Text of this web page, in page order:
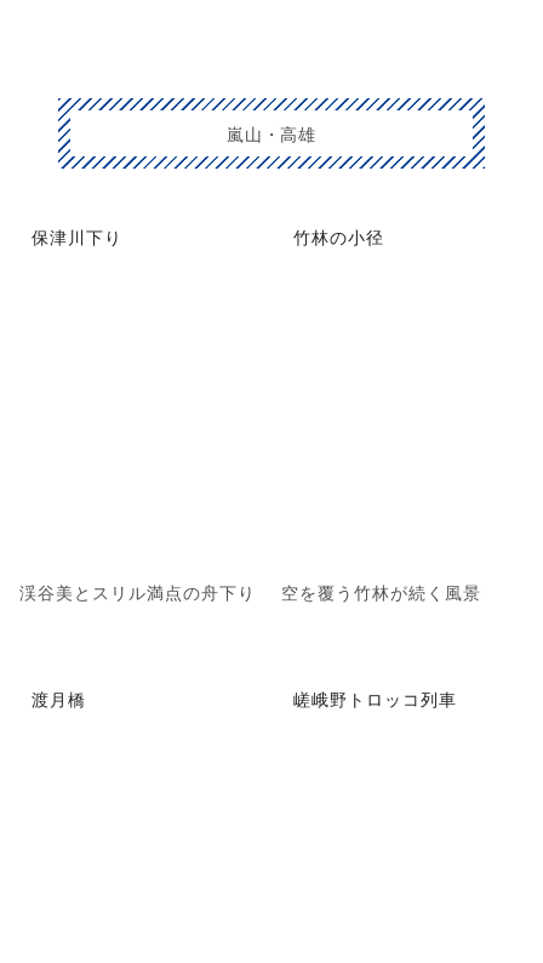
嵐山・高雄
保津川下り
渓谷美とスリル満点の舟下り
竹林の小径
空を覆う竹林が続く風景
渡月橋 嵯峨野トロッコ列車